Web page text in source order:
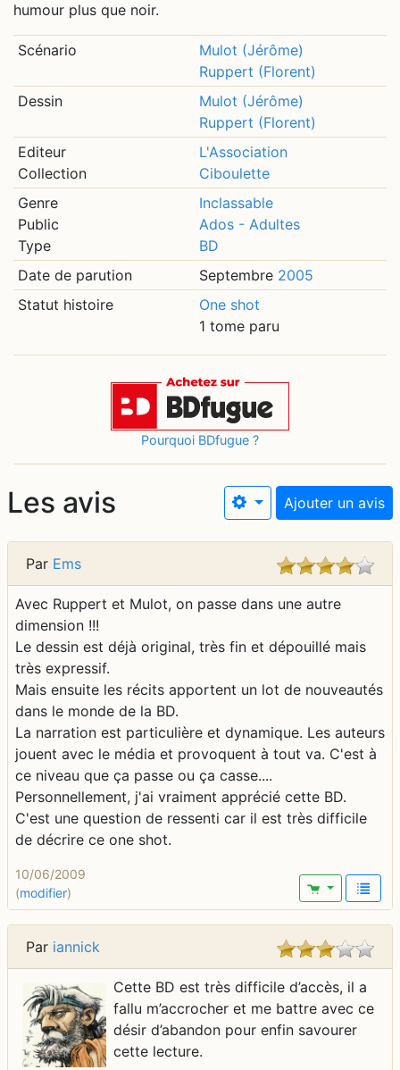
humour plus que noir.
Scénario
Mulot (Jérôme)
Ruppert (Florent)
Dessin
Mulot (Jérôme)
Ruppert (Florent)
Editeur
Collection
L'Association
Ciboulette
Genre
Public
Type
Inclassable
Ados - Adultes
BD
Date de parution
Septembre 2005
Statut histoire
One shot
1 tome paru
Pourquoi BDfugue ?
Les avis Ajouter un avis
Par Ems
Avec Ruppert et Mulot, on passe dans une autre
dimension !!!
Le dessin est déjà original, très fin et dépouillé mais
très expressif.
Mais ensuite les récits apportent un lot de nouveautés
dans le monde de la BD.
La narration est particulière et dynamique. Les auteurs
jouent avec le média et provoquent à tout va. C'est à
ce niveau que ça passe ou ça casse....
Personnellement, j'ai vraiment apprécié cette BD.
C'est une question de ressenti car il est très difficile
de décrire ce one shot.
10/06/2009
(modifier)
Par iannick
Cette BD est très difficile d’accès, il a
fallu m’accrocher et me battre avec ce
désir d’abandon pour enfin savourer
cette lecture.